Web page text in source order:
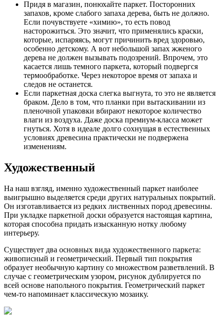
Придя в магазин, понюхайте паркет. Посторонних
запахов, кроме слабого запаха дерева, быть не должно.
Если почувствуете «химию», то есть повод
насторожиться. Это значит, что применялись краски,
которые, испаряясь, могут причинить вред здоровью,
особенно детскому. А вот небольшой запах жженого
дерева не должен вызывать подозрений. Впрочем, это
касается лишь темного паркета, который подвергся
термообработке. Через некоторое время от запаха и
следов не останется.
Если паркетная доска слегка выгнута, то это не является
браком. Дело в том, что планки при вытаскивании из
пленочной упаковки вбирают некоторое количество
влаги из воздуха. Даже доска премиум-класса может
гнуться. Хотя в идеале долго сохнущая в естественных
условиях древесина практически не подвержена
изменениям.
Художественный
На наш взгляд, именно художественный паркет наиболее
выигрышно выделяется среди других натуральных покрытий.
Он изготавливается из редких лиственных пород древесины.
При укладке паркетной доски образуется настоящая картина,
которая способна придать изысканную нотку любому
интерьеру.
Существует два основных вида художественного паркета:
живописный и геометрический. Первый тип покрытия
образует необычную картину со множеством разветвлений. В
случае с геометрическим узором, рисунок дублируется по
всей основе напольного покрытия. Геометрический паркет
чем-то напоминает классическую мозаику.